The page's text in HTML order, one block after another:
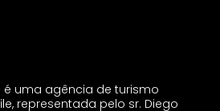
é uma agência de turismo
representada pelo sr. Diego